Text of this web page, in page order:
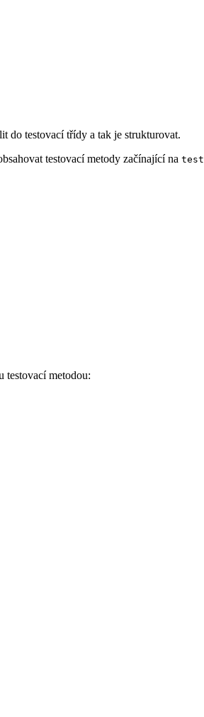
do testovací třídy a tak je strukturovat.
testovací metody začínající na test
testovací metodou: